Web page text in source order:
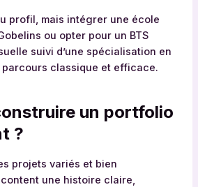
profil, mais intégrer une école
ou opter pour un BTS
suivi d’une spécialisation en
parcours classique et efficace.
un portfolio
?
projets variés et bien
une histoire claire,